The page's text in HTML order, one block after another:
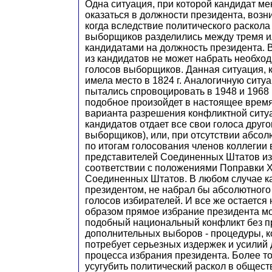
Одна ситуация, при которой кандидат
оказаться в должности президента,
когда вследствие политического
выборщиков разделились между тремя
кандидатами на должность президента.
из кандидатов не может набрать
голосов выборщиков. Данная ситуация,
имела место в 1824 г. Аналогичную
пытались спровоцировать в 1948 и 1968
подобное произойдет в настоящее
варианта разрешения конфликтной
кандидатов отдает все свои голоса
выборщиков), или, при отсутствии
по итогам голосования членов
представителей Соединенных Штатов
соответствии с положениями Поправки
Соединенных Штатов. В любом случае
президентом, не набрал бы
голосов избирателей. И все же
образом прямое избрание президента
подобный национальный конфликт без
дополнительных выборов - процедуры,
потребует серьезных издержек и
процесса избрания президента. Более
усугубить политический раскол в